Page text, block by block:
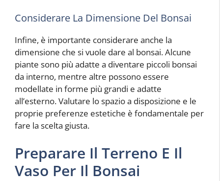
Considerare La Dimensione Del Bonsai
Infine, è importante considerare anche la
dimensione che si vuole dare al bonsai. Alcune
piante sono più adatte a diventare piccoli bonsai
da interno, mentre altre possono essere
modellate in forme più grandi e adatte
all’esterno. Valutare lo spazio a disposizione e le
proprie preferenze estetiche è fondamentale per
fare la scelta giusta.
Preparare Il Terreno E Il
Vaso Per Il Bonsai